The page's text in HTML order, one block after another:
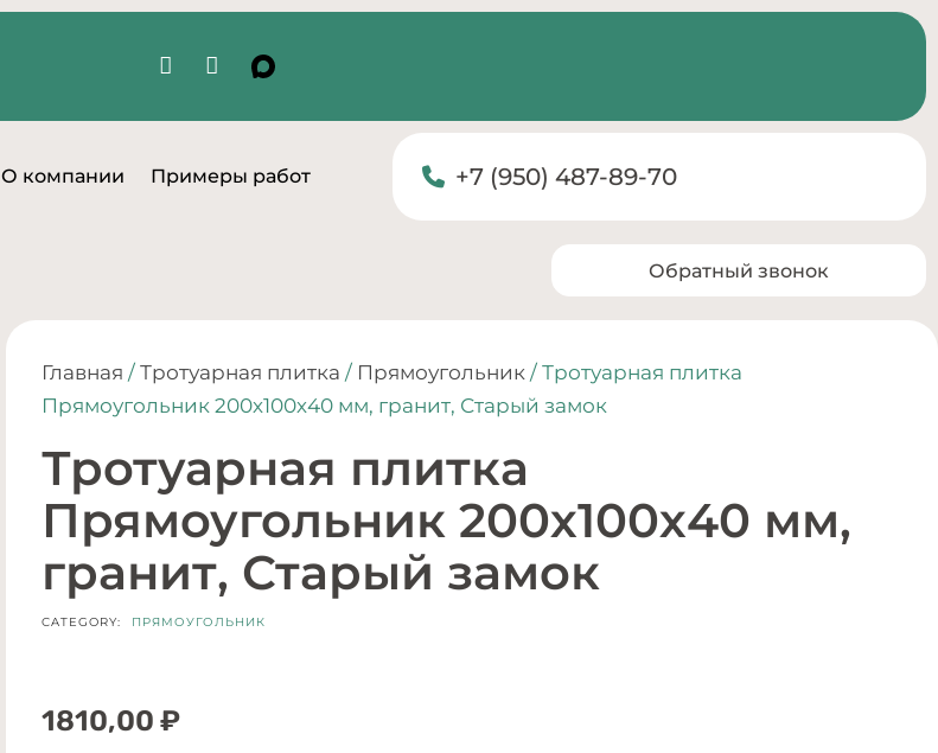
О компании Примеры работ +7 (950) 487-89-70
Обратный звонок
Главная / Тротуарная плитка / Прямоугольник/ Тротуарная плитка
Прямоугольник 200х100х40 мм, гранит, Старый замок
Тротуарная плитка
Прямоугольник 200х100х40 мм,
гранит, Старый замок
CATEGORY: ПРЯМОУГОЛЬНИК
1810,00 ₽